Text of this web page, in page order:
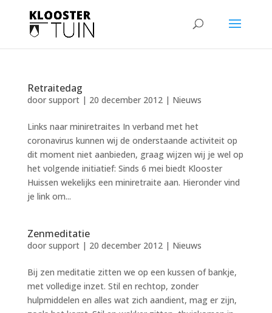
Retraitedag
door support| 20 december 2012 | Nieuws
Links naar miniretraites In verband met het
coronavirus kunnen wij de onderstaande activiteit op
dit moment niet aanbieden, graag wijzen wij je wel op
het volgende initiatief: Sinds 6 mei biedt Klooster
Huissen wekelijks een miniretraite aan. Hieronder vind
je link om...
Zenmeditatie
door support| 20 december 2012 | Nieuws
Bij zen meditatie zitten we op een kussen of bankje,
met volledige inzet. Stil en rechtop, zonder
hulpmiddelen en alles wat zich aandient, mag er zijn,